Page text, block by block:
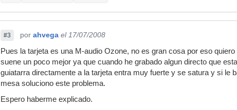
#3 por ahvega el 17/07/2008
Pues la tarjeta es una M-audio Ozone, no es gran cosa por eso
suene un poco mejor ya que cuando he grabado algun directo que
guiatarra directamente a la tarjeta entra muy fuerte y se satura y si le
mesa soluciono este problema.
Espero haberme explicado.